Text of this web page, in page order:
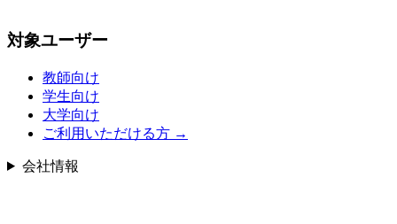
対象ユーザー
教師向け
学生向け
大学向け
ご利用いただける方 →
会社情報